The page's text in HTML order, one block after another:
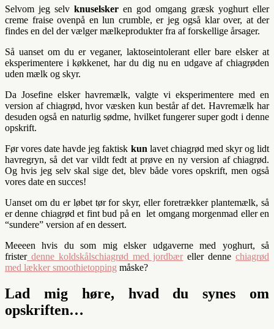
Selvom jeg selv knuselsker en god omgang græsk yoghurt eller
creme fraise ovenpå en lun crumble, er jeg også klar over, at der
findes en del der vælger mælkeprodukter fra af forskellige årsager.
Så uanset om du er veganer, laktoseintolerant eller bare elsker at
eksperimentere i køkkenet, har du dig nu en udgave af chiagrøden
uden mælk og skyr.
Da Josefine elsker havremælk, valgte vi eksperimentere med en
version af chiagrød, hvor væsken kun består af det. Havremælk har
desuden også en naturlig sødme, hvilket fungerer super godt i denne
opskrift.
Før vores date havde jeg faktisk kun lavet chiagrød med skyr og lidt
havregryn, så det var vildt fedt at prøve en ny version af chiagrød.
Og hvis jeg selv skal sige det, blev både vores opskrift, men også
vores date en succes!
Uanset om du er løbet tør for skyr, eller foretrækker plantemælk, så
er denne chiagrød et fint bud på en let omgang morgenmad eller en
“sundere” version af en dessert.
Meeeen hvis du som mig elsker udgaverne med yoghurt, så
fristerdenne koldskålschiagrød med jordbær eller dennechiagrød
med lækker smoothietopping måske?
Lad mig høre, hvad du synes om
opskriften…